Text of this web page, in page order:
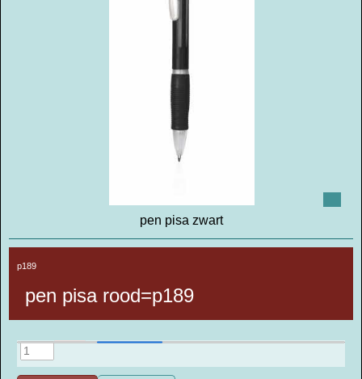
pen pisa zwart
p189
pen pisa rood=p189